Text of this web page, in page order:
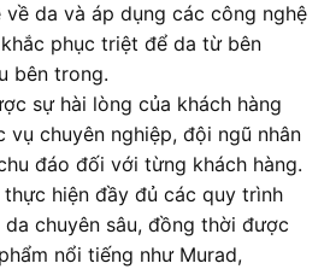
da và áp dụng các công nghệ
phục triệt để da từ bên
bên trong.
sự hài lòng của khách hàng
vụ chuyên nghiệp, đội ngũ nhân
đáo đối với từng khách hàng.
thực hiện đầy đủ các quy trình
chuyên sâu, đồng thời được
nổi tiếng như Murad,